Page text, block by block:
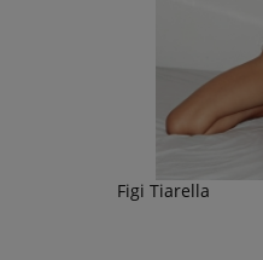
Figi Tiarella